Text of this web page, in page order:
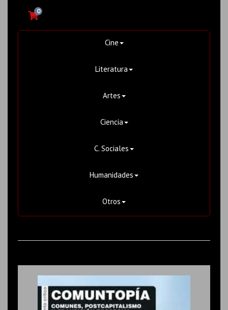
0
Cine
Literatura
Artes
Ciencia
C. Sociales
Humanidades
Otros